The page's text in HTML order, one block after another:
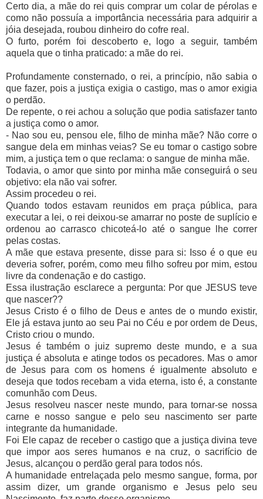
Certo dia, a mãe do rei quis comprar um colar de pérolas e
como não possuía a importância necessária para adquirir a
jóia desejada, roubou dinheiro do cofre real.
O furto, porém foi descoberto e, logo a seguir, também
aquela que o tinha praticado: a mãe do rei.
Profundamente consternado, o rei, a princípio, não sabia o
que fazer, pois a justiça exigia o castigo, mas o amor exigia
o perdão.
De repente, o rei achou a solução que podia satisfazer tanto
a justiça como o amor.
- Nao sou eu, pensou ele, filho de minha mãe? Não corre o
sangue dela em minhas veias? Se eu tomar o castigo sobre
mim, a justiça tem o que reclama: o sangue de minha mãe.
Todavia, o amor que sinto por minha mãe conseguirá o seu
objetivo: ela não vai sofrer.
Assim procedeu o rei.
Quando todos estavam reunidos em praça pública, para
executar a lei, o rei deixou-se amarrar no poste de suplício e
ordenou ao carrasco chicoteá-lo até o sangue lhe correr
pelas costas.
A mãe que estava presente, disse para si: Isso é o que eu
deveria sofrer, porém, como meu filho sofreu por mim, estou
livre da condenação e do castigo.
Essa ilustração esclarece a pergunta: Por que JESUS teve
que nascer??
Jesus Cristo é o filho de Deus e antes de o mundo existir,
Ele já estava junto ao seu Pai no Céu e por ordem de Deus,
Cristo criou o mundo.
Jesus é também o juiz supremo deste mundo, e a sua
justiça é absoluta e atinge todos os pecadores. Mas o amor
de Jesus para com os homens é igualmente absoluto e
deseja que todos recebam a vida eterna, isto é, a constante
comunhão com Deus.
Jesus resolveu nascer neste mundo, para tornar-se nossa
carne e nosso sangue e pelo seu nascimento ser parte
integrante da humanidade.
Foi Ele capaz de receber o castigo que a justiça divina teve
que impor aos seres humanos e na cruz, o sacrifício de
Jesus, alcançou o perdão geral para todos nós.
A humanidade entrelaçada pelo mesmo sangue, forma, por
assim dizer, um grande organismo e Jesus pelo seu